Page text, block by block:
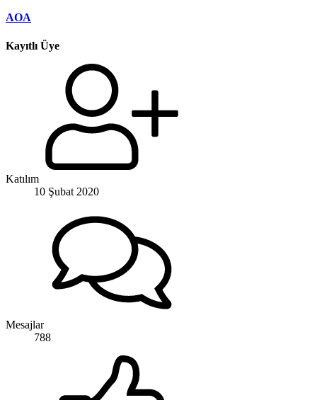
AOA
Kayıtlı Üye
Katılım
10 Şubat 2020
Mesajlar
788